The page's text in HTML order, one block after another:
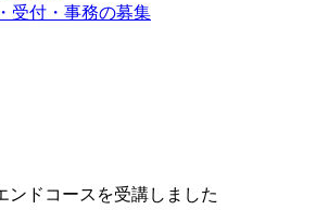
受付・事務の募集
ンドコースを受講しました